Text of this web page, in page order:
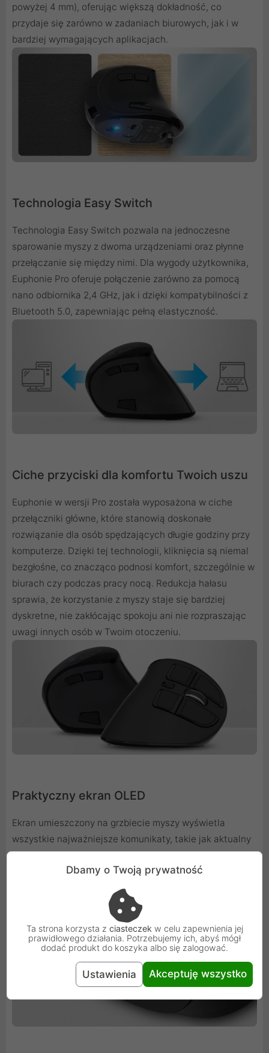
powyżej 4 mm), oferując większą dokładność, co
przydaje się zarówno w zadaniach biurowych, jak i w
bardziej wymagających aplikacjach.
Technologia Easy Switch
Technologia Easy Switch pozwala na jednoczesne
sparowanie myszy z dwoma urządzeniami oraz płynne
przełączanie się między nimi. Dla wygody użytkownika,
Euphonie Pro oferuje połączenie zarówno za pomocą
nano odbiornika 2,4 GHz, jak i dzięki kompatybilności z
Bluetooth 5.0, zapewniając pełną elastyczność.
Ciche przyciski dla komfortu Twoich uszu
Euphonie w wersji Pro została wyposażona w ciche
przełączniki główne, które stanowią doskonałe
rozwiązanie dla osób spędzających długie godziny przy
komputerze. Dzięki tej technologii, kliknięcia są niemal
bezgłośne, co znacząco podnosi komfort, szczególnie w
biurach czy podczas pracy nocą. Redukcja hałasu
sprawia, że korzystanie z myszy staje się bardziej
dyskretne, nie zakłócając spokoju ani nie rozpraszając
uwagi innych osób w Twoim otoczeniu.
Praktyczny ekran OLED
Ekran umieszczony na grzbiecie myszy wyświetla
wszystkie najważniejsze komunikaty, takie jak aktualny
poziom baterii, stan połączenia bezprzewodowego oraz
aktywną rozdzielczość DPI. Takie rozwiązanie pozwoli Ci
mieć kluczowe informacje zawsze pod ręką, co sprawia,
że korzystanie z myszy jest jeszcze wygodniejsze.
Dbamy o Twoją prywatność
Ta strona korzysta z ciasteczek w celu zapewnienia jej
prawidłowego działania. Potrzebujemy ich, abyś mógł
dodać produkt do koszyka albo się zalogować.
Ustawienia Akceptuję wszystko